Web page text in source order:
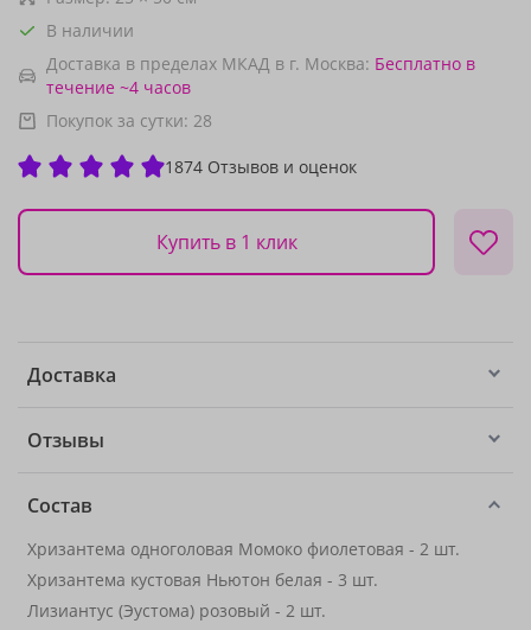
В наличии
Доставка в пределах МКАД в г. Москва: Бесплатно в
течение ~4 часов
Покупок за сутки: 28
1874 Отзывов и оценок
Купить в 1 клик
Доставка
Отзывы
Состав
Хризантема одноголовая Момоко фиолетовая - 2 шт.
Хризантема кустовая Ньютон белая - 3 шт.
Лизиантус (Эустома) розовый - 2 шт.